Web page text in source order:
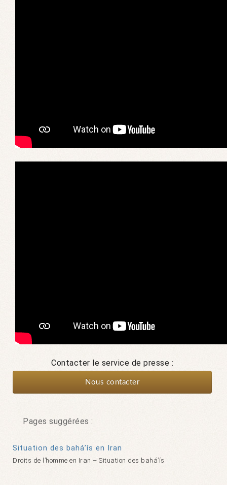
Contacter le service de presse :
Nous contacter
Pages suggérées :
Situation des bahá’ís en Iran
Droits de l’homme en Iran – Situation des bahá’ís